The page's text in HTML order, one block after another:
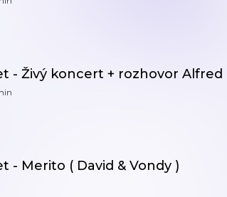
- Živý koncert + rozhovor Alfred
- Merito ( David & Vondy )